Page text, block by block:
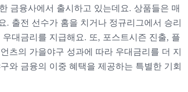
금융사에서 출시하고 있는데요. 상품들은 매
. 출전 선수가 홈을 치거나 정규리그에서 승리
대금리를 지급해요. 또, 포스트시즌 진출, 플
츠의 가을야구 성과에 따라 우대금리를 더 지
와 금융의 이중 혜택을 제공하는 특별한 기회